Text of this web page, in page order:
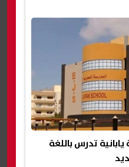
يابانية تدرس باللغة